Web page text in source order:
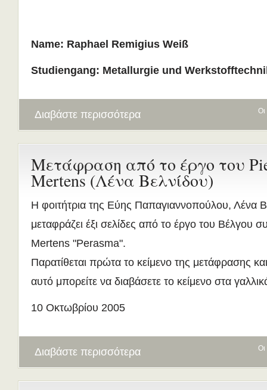
Name: Raphael Remigius Weiß
Studiengang: Metallurgie und
Οι
Διαβάστε περισσότερα
Μετάφραση από το έργο του
Mertens (Λένα Βελνίδου)
Η φοιτήτρια της Εύης Παπαγιαννοπούλου, Λένα
μεταφράζει έξι σελίδες από το έργο του Βέλγου
Mertens "Perasma".
Παρατίθεται πρώτα το κείμενο της μετάφρασης
αυτό μπορείτε να διαβάσετε το κείμενο στα
10 Οκτωβρίου 2005
Οι
Διαβάστε περισσότερα